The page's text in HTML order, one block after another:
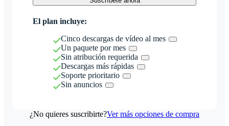
El plan incluye:
Cinco descargas de vídeo al mes
Un paquete por mes
Sin atribución requerida
Descargas más rápidas
Soporte prioritario
Sin anuncios
¿No quieres suscribirte?Ver más opciones de compra